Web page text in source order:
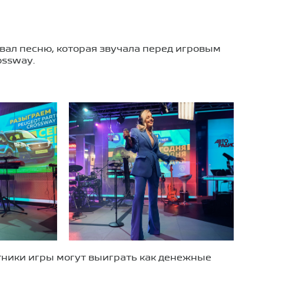
песню, которая звучала перед игровым
игры могут выиграть как денежные